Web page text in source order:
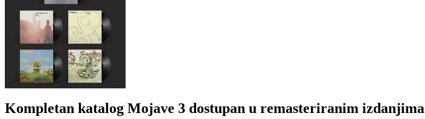
Kompletan katalog Mojave 3 dostupan u remasteriranim izdanjima